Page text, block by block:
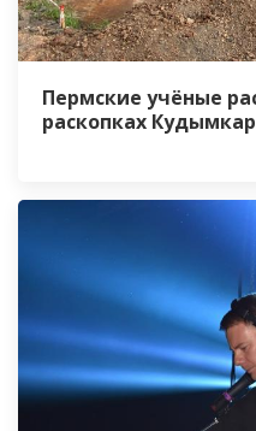
Пермские учёные
раскопках